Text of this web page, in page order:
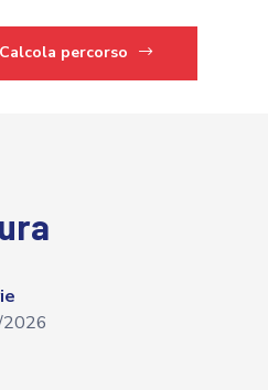
Calcola percorso